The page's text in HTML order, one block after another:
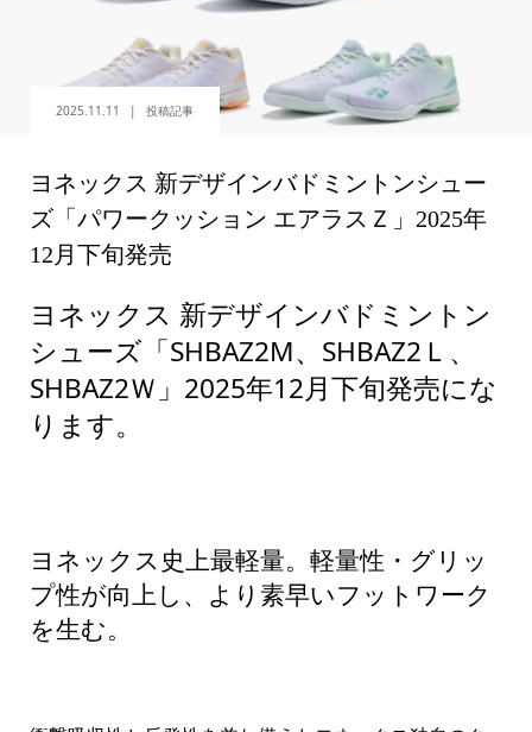
2025.11.11 投稿記事
ヨネックス 新デザインバドミントンシュー
ズ「パワークッション エアラスＺ」2025年
12月下旬発売
ヨネックス 新デザインバドミントン
シューズ「SHBAZ2M、 SHBAZ2Ｌ、
SHBAZ2Ｗ 」2025年12月下旬発売にな
ります。
ヨネックス史上最軽量。軽量性・グリッ
プ性が向上し、より素早いフットワーク
を生む。